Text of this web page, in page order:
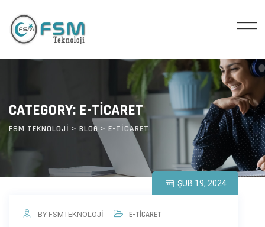
content
CATEGORY: E-TİCARET
FSM TEKNOLOJI > BLOG > E-TİCARET
ŞUB 19, 2024
BY FSMTEKNOLOJI E-TİCARET